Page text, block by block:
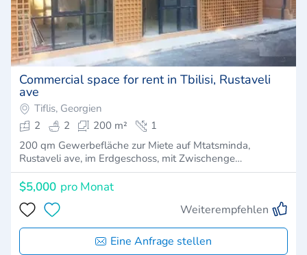
Commercial space for rent in Tbilisi, Rustaveli
ave
Tiflis, Georgien
2
2 200 m²
1
200 qm Gewerbefläche zur Miete auf Mtatsminda,
Rustaveli ave, im Erdgeschoss, mit Zwischenge…
$5,000 pro Monat
Weiterempfehlen
Eine Anfrage stellen